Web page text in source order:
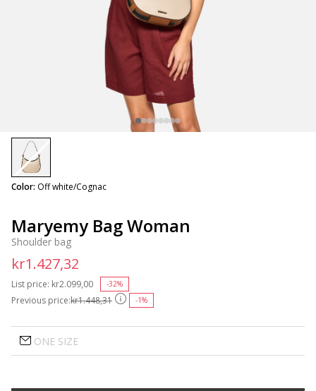
Maryemy Bag Woman
Shoulder bag
Previous price:kr1.448,31 -1%
List price: Price reduced from
kr2.099,00 -32%
kr1.427,32
Color: Off white/Cognac
selected
ONE SIZE